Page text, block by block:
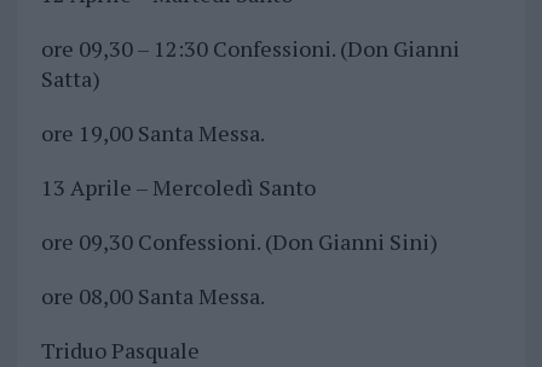
ore 09,30 – 12:30 Confessioni. (Don Gianni
Satta)
ore 19,00 Santa Messa.
13 Aprile – Mercoledì Santo
ore 09,30 Confessioni. (Don Gianni Sini)
ore 08,00 Santa Messa.
Triduo Pasquale